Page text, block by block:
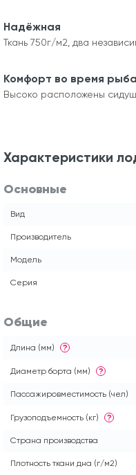
Надёжная
Ткань 750г/м2, два
Комфорт во время
Высоко расположены
Характеристики
Основные
Вид
Производитель
Модель
Серия
Общие
Длина (мм) ?
Диаметр борта (мм) ?
Пассажировместимость (чел)
Грузоподъемность (кг) ?
Страна производства
Плотность ткани дна (г/м2)